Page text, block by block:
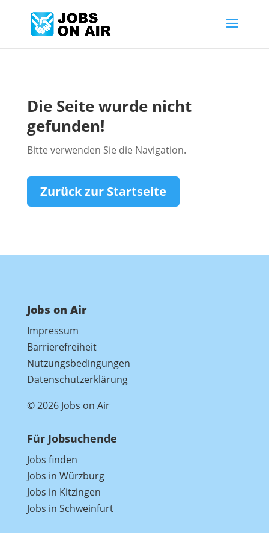
Die Seite wurde nicht
gefunden!
Bitte verwenden Sie die Navigation.
Zurück zur Startseite
Jobs on Air
Impressum
Barrierefreiheit
Nutzungsbedingungen
Datenschutzerklärung
© 2026 Jobs on Air
Für Jobsuchende
Jobs finden
Jobs in Würzburg
Jobs in Kitzingen
Jobs in Schweinfurt